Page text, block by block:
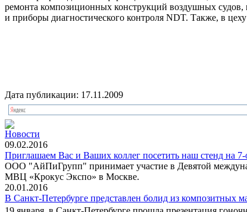
ремонта композиционных конструкций воздушных
и приборы диагностического контроля NDT. Также, в
Дата публикации: 17.11.2009
Новости
09.02.2016
Приглашаем Вас и Ваших коллег посетить наш стенд на
ООО "АйПиГрупп" принимает участие в Девятой
МВЦ «Крокус Экспо» в Москве.
20.01.2016
В Санкт-Петербурге представлен болид из композитных